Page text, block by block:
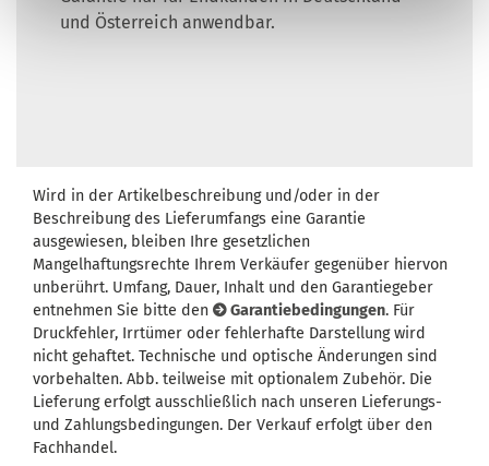
und Österreich anwendbar.
Wird in der Artikelbeschreibung und/oder in der
Beschreibung des Lieferumfangs eine Garantie
ausgewiesen, bleiben Ihre gesetzlichen
Mangelhaftungsrechte Ihrem Verkäufer gegenüber hiervon
unberührt. Umfang, Dauer, Inhalt und den Garantiegeber
entnehmen Sie bitte den
Garantiebedingungen. Für
Druckfehler, Irrtümer oder fehlerhafte Darstellung wird
nicht gehaftet. Technische und optische Änderungen sind
vorbehalten. Abb. teilweise mit optionalem Zubehör. Die
Lieferung erfolgt ausschließlich nach unseren Lieferungs-
und Zahlungsbedingungen. Der Verkauf erfolgt über den
Fachhandel.